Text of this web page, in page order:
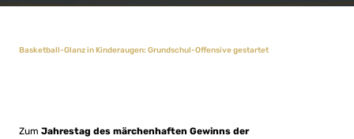
Basketball-Glanz in Kinderaugen: Grundschul-Offensive gestartet
Zum Jahrestag des märchenhaften Gewinns der